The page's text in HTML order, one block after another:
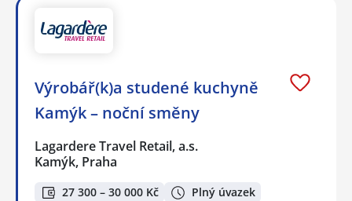
Výrobář(k)a studené kuchyně
Kamýk – noční směny
Lagardere Travel Retail, a.s.
Kamýk, Praha
27 300 – 30 000 Kč
Plný úvazek